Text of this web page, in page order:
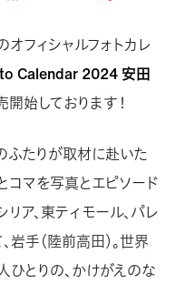
フィシャルフォトカレ
Calendar 2024 安田
開始しております！
ふたりが取材に赴いた
コマを写真とエピソード
リア、東ティモール、パレ
岩手（陸前高田）。世界
とりの、かけがえのな